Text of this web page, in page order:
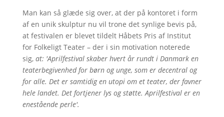
Man kan så glæde sig over, at der på kontoret i form
af en unik skulptur nu vil trone det synlige bevis på,
at festivalen er blevet tildelt Håbets Pris af Institut
for Folkeligt Teater – der i sin motivation noterede
sig, at: 'Aprilfestival skaber hvert år rundt i Danmark en
teaterbegivenhed for børn og unge, som er decentral og
for alle. Det er samtidig en utopi om et teater, der favner
hele landet. Det fortjener lys og støtte. Aprilfestival er en
enestående perle'.